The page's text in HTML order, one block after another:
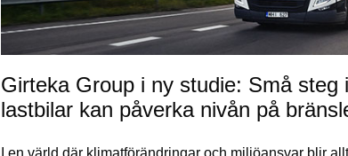
Girteka Group i ny studie: Små
lastbilar kan påverka nivån på